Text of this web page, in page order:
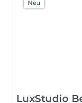
Neu
LuxStudio